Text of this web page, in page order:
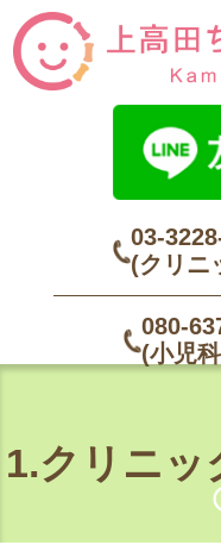
03-
(クリニ
080-
(小児
1.クリニッ